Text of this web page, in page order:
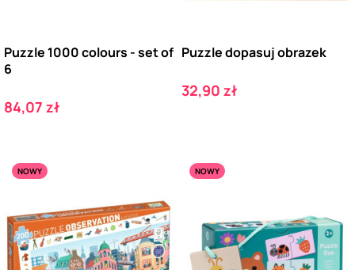
Puzzle 1000 colours - set of
6
Cena
84,07 zł
Puzzle dopasuj obrazek
Cena
32,90 zł
NOWY NOWY